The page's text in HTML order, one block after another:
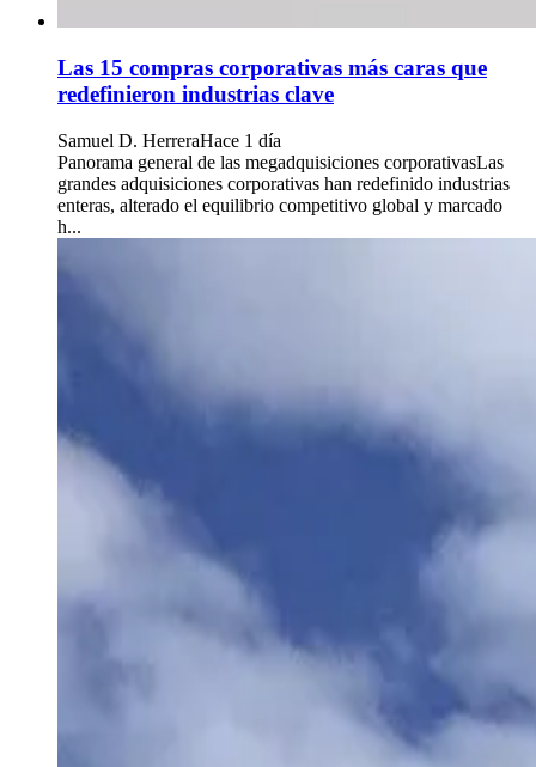
Las 15 compras corporativas más caras que
redefinieron industrias clave
Samuel D. HerreraHace 1 día
Panorama general de las megadquisiciones corporativasLas
grandes adquisiciones corporativas han redefinido industrias
enteras, alterado el equilibrio competitivo global y marcado
h...